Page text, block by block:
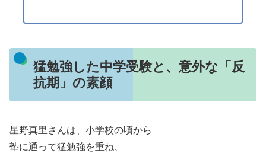
猛勉強した中学受験と、意外な「反
抗期」の素顔
星野真里さんは、小学校の頃から
塾に通って猛勉強を重ね、